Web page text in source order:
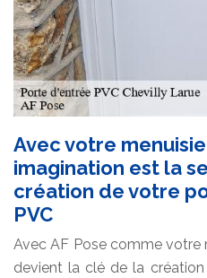
Avec votre
imagination est la
création de votre
PVC
Avec AF Pose comme votre
devient la clé de la